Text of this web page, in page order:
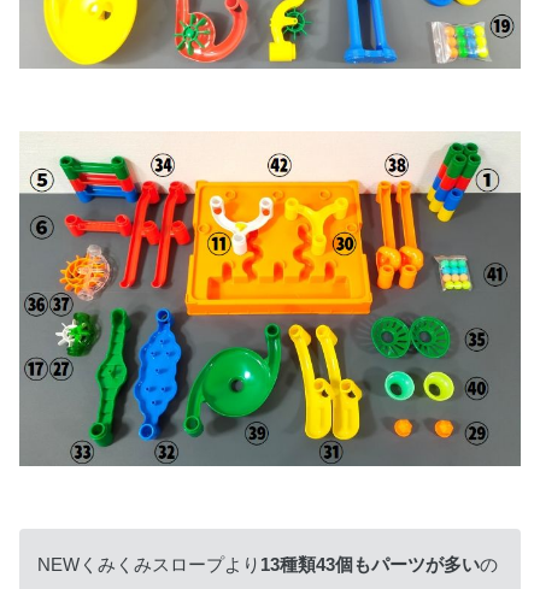
NEWくみくみスロープより 13種類43個もパーツが多いの